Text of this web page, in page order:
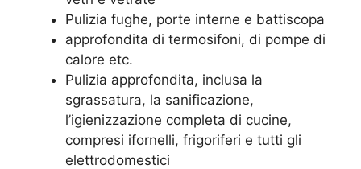
Pulizia fughe, porte interne e battiscopa
approfondita di termosifoni, di pompe di
calore etc.
Pulizia approfondita, inclusa la
sgrassatura, la sanificazione,
l’igienizzazione completa di cucine,
compresi ifornelli, frigoriferi e tutti gli
elettrodomestici